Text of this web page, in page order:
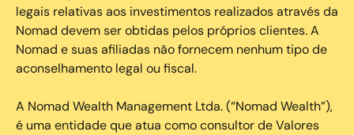
legais relativas aos investimentos realizados através da
Nomad devem ser obtidas pelos próprios clientes. A
Nomad e suas afiliadas não fornecem nenhum tipo de
aconselhamento legal ou fiscal.
A Nomad Wealth Management Ltda. (“Nomad Wealth”),
é uma entidade que atua como consultor de Valores